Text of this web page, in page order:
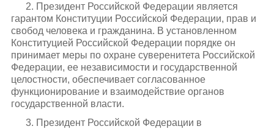
2. Президент Российской Федерации является
гарантом Конституции Российской Федерации, прав и
свобод человека и гражданина. В установленном
Конституцией Российской Федерации порядке он
принимает меры по охране суверенитета Российской
Федерации, ее независимости и государственной
целостности, обеспечивает согласованное
функционирование и взаимодействие органов
государственной власти.
3. Президент Российской Федерации в